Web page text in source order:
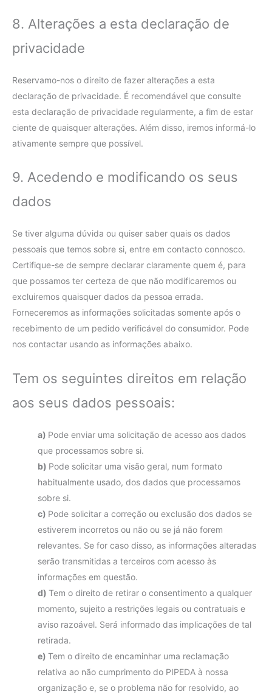
8. Alterações a esta declaração de
privacidade
Reservamo-nos o direito de fazer alterações a esta
declaração de privacidade. É recomendável que consulte
esta declaração de privacidade regularmente, a fim de estar
ciente de quaisquer alterações. Além disso, iremos informá-lo
ativamente sempre que possível.
9. Acedendo e modificando os seus
dados
Se tiver alguma dúvida ou quiser saber quais os dados
pessoais que temos sobre si, entre em contacto connosco.
Certifique-se de sempre declarar claramente quem é, para
que possamos ter certeza de que não modificaremos ou
excluiremos quaisquer dados da pessoa errada.
Forneceremos as informações solicitadas somente após o
recebimento de um pedido verificável do consumidor. Pode
nos contactar usando as informações abaixo.
Tem os seguintes direitos em relação
aos seus dados pessoais:
Pode enviar uma solicitação de acesso aos dados
que processamos sobre si.
Pode solicitar uma visão geral, num formato
habitualmente usado, dos dados que processamos
sobre si.
Pode solicitar a correção ou exclusão dos dados se
estiverem incorretos ou não ou se já não forem
relevantes. Se for caso disso, as informações alteradas
serão transmitidas a terceiros com acesso às
informações em questão.
Tem o direito de retirar o consentimento a qualquer
momento, sujeito a restrições legais ou contratuais e
aviso razoável. Será informado das implicações de tal
retirada.
Tem o direito de encaminhar uma reclamação
relativa ao não cumprimento do PIPEDA à nossa
organização e, se o problema não for resolvido, ao